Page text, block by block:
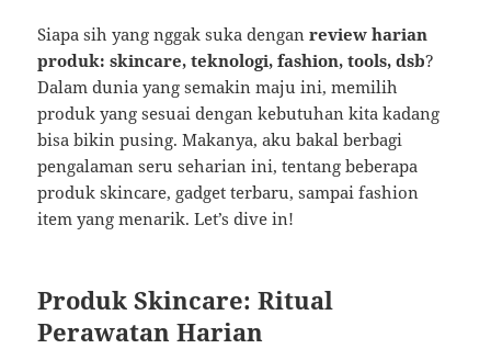
Siapa sih yang nggak suka denganreview harian
produk: skincare, teknologi, fashion, tools, dsb?
Dalam dunia yang semakin maju ini, memilih
produk yang sesuai dengan kebutuhan kita kadang
bisa bikin pusing. Makanya, aku bakal berbagi
pengalaman seru seharian ini, tentang beberapa
produk skincare, gadget terbaru, sampai fashion
item yang menarik. Let’s dive in!
Produk Skincare: Ritual
Perawatan Harian